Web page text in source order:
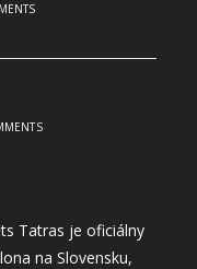
Tatras je oficiálny
na Slovensku,